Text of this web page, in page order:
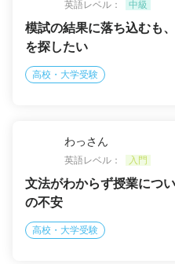
英語レベル：
中級
模試の結果に落ち込むも
を探したい
高校・大学受験
わっさん
英語レベル：
入門
文法がわからず授業につ
の不安
高校・大学受験